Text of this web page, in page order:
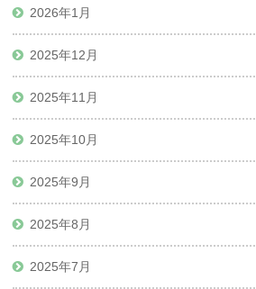
2026年1月
2025年12月
2025年11月
2025年10月
2025年9月
2025年8月
2025年7月